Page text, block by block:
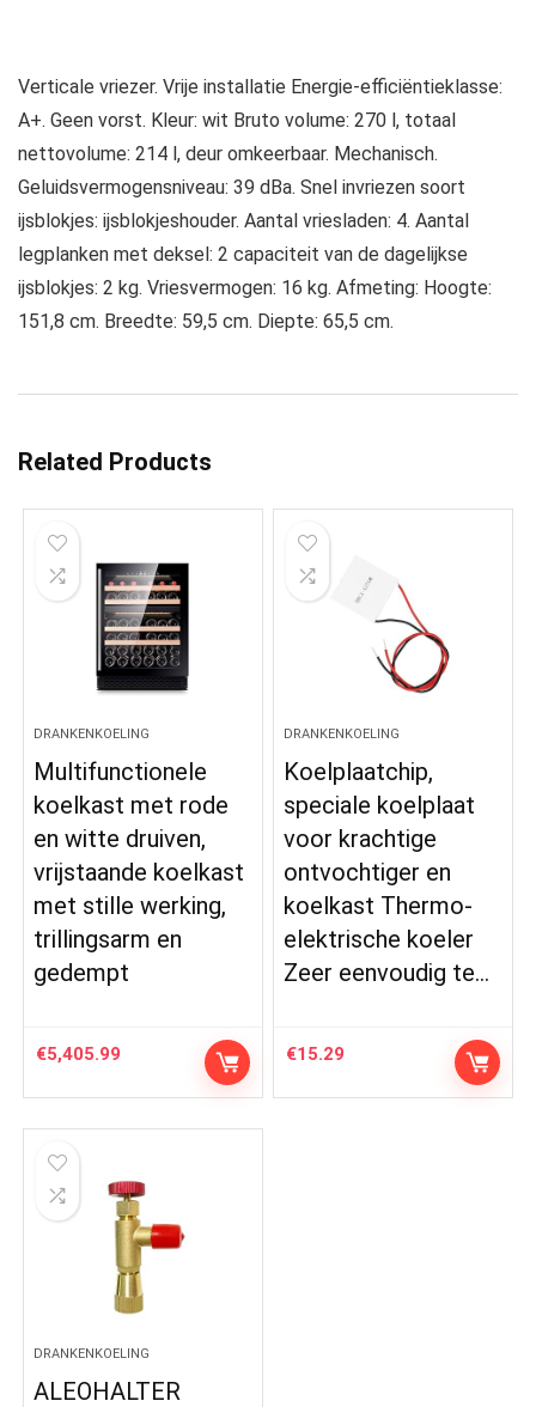
Verticale vriezer. Vrije installatie Energie-efficiëntieklasse:
A+. Geen vorst. Kleur: wit Bruto volume: 270 l, totaal
nettovolume: 214 l, deur omkeerbaar. Mechanisch.
Geluidsvermogensniveau: 39 dBa. Snel invriezen soort
ijsblokjes: ijsblokjeshouder. Aantal vriesladen: 4. Aantal
legplanken met deksel: 2 capaciteit van de dagelijkse
ijsblokjes: 2 kg. Vriesvermogen: 16 kg. Afmeting: Hoogte:
151,8 cm. Breedte: 59,5 cm. Diepte: 65,5 cm.
Related Products
DRANKENKOELING
Multifunctionele
koelkast met rode
en witte druiven,
vrijstaande koelkast
met stille werking,
trillingsarm en
gedempt
€5,405.99
DRANKENKOELING
Koelplaatchip,
speciale koelplaat
voor krachtige
ontvochtiger en
koelkast Thermo-
elektrische koeler
Zeer eenvoudig te…
€15.29
DRANKENKOELING
ALEOHALTER